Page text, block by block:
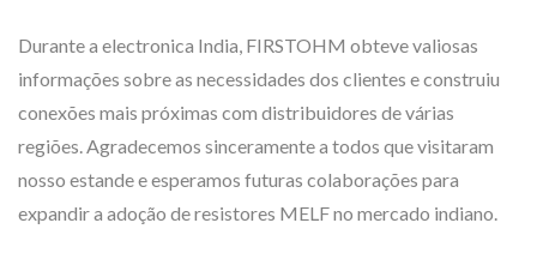
Durante a electronica India, FIRSTOHM obteve valiosas
informações sobre as necessidades dos clientes e construiu
conexões mais próximas com distribuidores de várias
regiões. Agradecemos sinceramente a todos que visitaram
nosso estande e esperamos futuras colaborações para
expandir a adoção de resistores MELF no mercado indiano.